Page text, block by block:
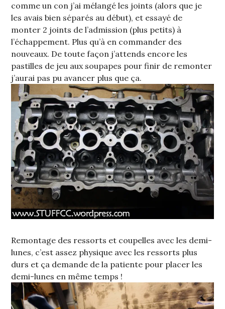
comme un con j’ai mélangé les joints (alors que je
les avais bien séparés au début), et essayé de
monter 2 joints de l’admission (plus petits) à
l’échappement. Plus qu’à en commander des
nouveaux. De toute façon j’attends encore les
pastilles de jeu aux soupapes pour finir de remonter
j’aurai pas pu avancer plus que ça.
Remontage des ressorts et coupelles avec les demi-
lunes, c’est assez physique avec les ressorts plus
durs et ça demande de la patiente pour placer les
demi-lunes en même temps !